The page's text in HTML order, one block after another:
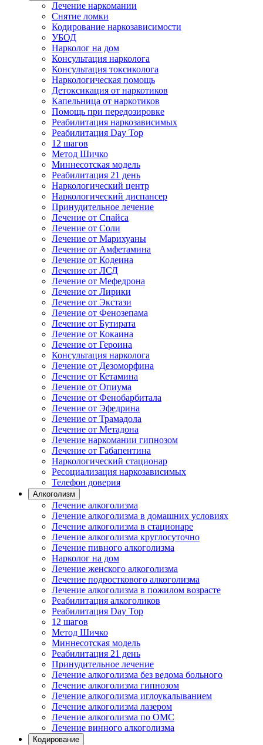
Лечение наркомании
Снятие ломки
Кодирование наркозависимости
УБОД
Нарколог на дом
Консультация нарколога
Консультация токсиколога
Наркологическая помощь
Детоксикация от наркотиков
Капельница от наркотиков
Помощь при передозировке
Реабилитация наркозависимых
Реабилитация Day Top
12 шагов
Метод Шичко
Миннесотская модель
Реабилитация 21 день
Наркологический центр
Наркологический диспансер
Принудительное лечение
Лечение от Спайса
Лечение от Соли
Лечение от Марихуаны
Лечение от Амфетамина
Лечение от Кодеина
Лечение от ЛСД
Лечение от Мефедрона
Лечение от Лирики
Лечение от Экстази
Лечение от Фенозепама
Лечение от Бутирата
Лечение от Кокаина
Лечение от Героина
Консультация нарколога
Лечение от Дезоморфина
Лечение от Кетамина
Лечение от Опиума
Лечение от Фенобарбитала
Лечение от Эфедрина
Лечение от Трамадола
Лечение от Метадона
Лечение наркомании гипнозом
Лечение от Габапентина
Наркологический стационар
Ресоциализация наркозависимых
Телефон доверия
Алкоголизм
Лечение алкоголизма
Лечение алкоголизма в домашних условиях
Лечение алкоголизма в стационаре
Лечение алкоголизма круглосуточно
Лечение пивного алкоголизма
Нарколог на дом
Лечение женского алкоголизма
Лечение подросткового алкоголизма
Лечение алкоголизма в пожилом возрасте
Реабилитация алкоголиков
Реабилитация Day Top
12 шагов
Метод Шичко
Миннесотская модель
Реабилитация 21 день
Принудительное лечение
Лечение алкоголизма без ведома больного
Лечение алкоголизма гипнозом
Лечение алкоголизма иглоукалыванием
Лечение алкоголизма лазером
Лечение алкоголизма по ОМС
Лечение винного алкоголизма
Кодирование